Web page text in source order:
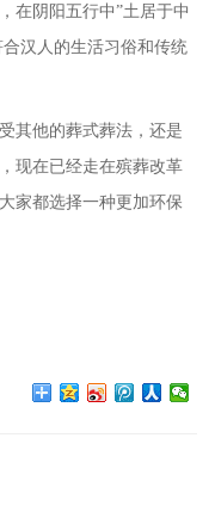
在阴阳五行中”土居于中
汉人的生活习俗和传统
其他的葬式葬法，还是
现在已经走在殡葬改革
家都选择一种更加环保